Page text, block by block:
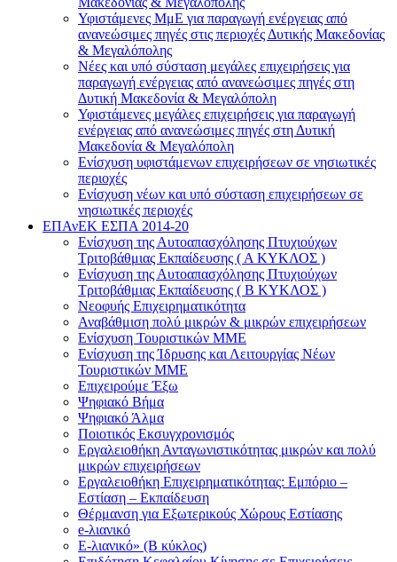
Υφιστάμενες ΜμΕ για παραγωγή ενέργειας από
ανανεώσιμες πηγές στις περιοχές Δυτικής Μακεδονίας
& Μεγαλόπολης
Νέες και υπό σύσταση μεγάλες επιχειρήσεις για
παραγωγή ενέργειας από ανανεώσιμες πηγές στη
Δυτική Μακεδονία & Μεγαλόπολη
Υφιστάμενες μεγάλες επιχειρήσεις για παραγωγή
ενέργειας από ανανεώσιμες πηγές στη Δυτική
Μακεδονία & Μεγαλόπολη
Ενίσχυση υφιστάμενων επιχειρήσεων σε νησιωτικές
περιοχές
Ενίσχυση νέων και υπό σύσταση επιχειρήσεων σε
νησιωτικές περιοχές
ΕΠΑνΕΚ ΕΣΠΑ 2014-20
Ενίσχυση της Αυτοαπασχόλησης Πτυχιούχων
Τριτοβάθμιας Εκπαίδευσης ( Α ΚΥΚΛΟΣ )
Ενίσχυση της Αυτοαπασχόλησης Πτυχιούχων
Τριτοβάθμιας Εκπαίδευσης ( Β ΚΥΚΛΟΣ )
Νεοφυής Επιχειρηματικότητα
Αναβάθμιση πολύ μικρών & μικρών επιχειρήσεων
Ενίσχυση Τουριστικών ΜΜΕ
Ενίσχυση της Ίδρυσης και Λειτουργίας Νέων
Τουριστικών ΜΜΕ
Επιχειρούμε Έξω
Ψηφιακό Βήμα
Ψηφιακό Άλμα
Ποιοτικός Εκσυγχρονισμός
Εργαλειοθήκη Ανταγωνιστικότητας μικρών και πολύ
μικρών επιχειρήσεων
Εργαλειοθήκη Επιχειρηματικότητας: Εμπόριο –
Εστίαση – Εκπαίδευση
Θέρμανση για Εξωτερικούς Χώρους Εστίασης
e-λιανικό
E-λιανικό» (B κύκλος)